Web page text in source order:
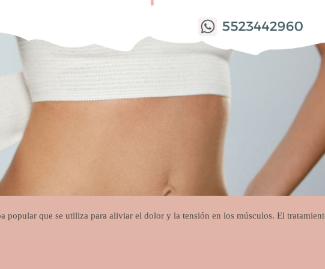
popular que se utiliza para aliviar el dolor y la tensión en los músculos. El